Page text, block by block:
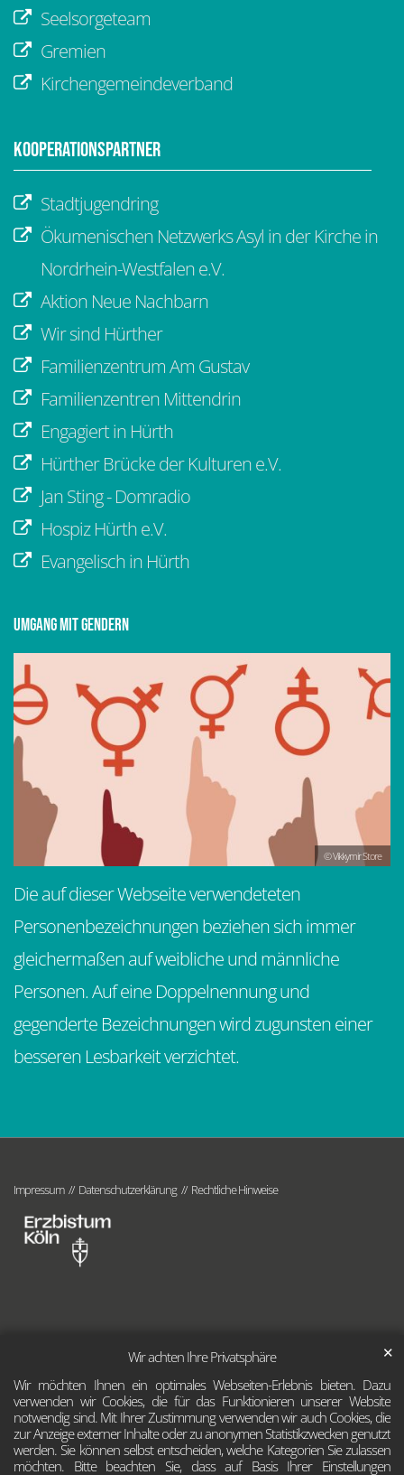
Wir achten Ihre Privatsphäre
Wir möchten Ihnen ein optimales Webseiten-Erlebnis bieten. Dazu
verwenden wir Cookies, die für das Funktionieren unserer Website
notwendig sind. Mit Ihrer Zustimmung verwenden wir auch Cookies, die
zur Anzeige externer Inhalte oder zu anonymen Statistikzwecken genutzt
werden. Sie können selbst entscheiden, welche Kategorien Sie zulassen
möchten. Bitte beachten Sie, dass auf Basis Ihrer Einstellungen
✕
Seelsorgeteam
Gremien
Kirchengemeindeverband
Kooperationspartner
Stadtjugendring
Ökumenischen Netzwerks Asyl in der Kirche in
Nordrhein-Westfalen e.V.
Aktion Neue Nachbarn
Wir sind Hürther
Familienzentrum Am Gustav
Familienzentren Mittendrin
Engagiert in Hürth
Hürther Brücke der Kulturen e.V.
Jan Sting - Domradio
Hospiz Hürth e.V.
Evangelisch in Hürth
Umgang mit Gendern
© Vikkymir Store
Die auf dieser Webseite verwendeteten
Personenbezeichnungen beziehen sich immer
gleichermaßen auf weibliche und männliche
Personen. Auf eine Doppelnennung und
gegenderte Bezeichnungen wird zugunsten einer
besseren Lesbarkeit verzichtet.
Impressum Datenschutzerklärung Rechtliche Hinweise